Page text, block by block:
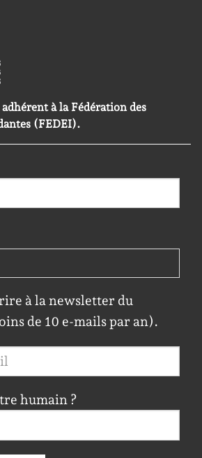
à la Fédération des
(FEDEI).
à la newsletter du
de 10 e-mails par an).
humain ?